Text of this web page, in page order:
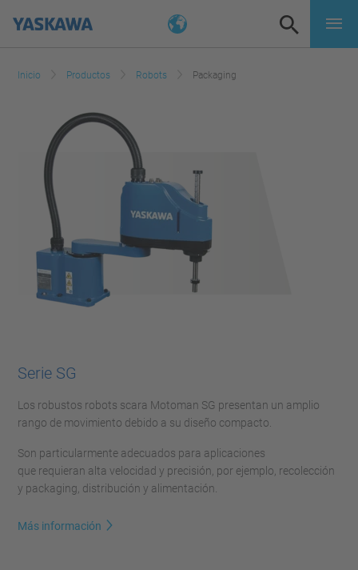
Inicio Productos Robots Packaging
Serie SG
Los robustos robots scara Motoman SG presentan un amplio
rango de movimiento debido a su diseño compacto.
Son particularmente adecuados para aplicaciones
que requieran alta velocidad y precisión, por ejemplo, recolección
y packaging, distribución y alimentación.
Más información